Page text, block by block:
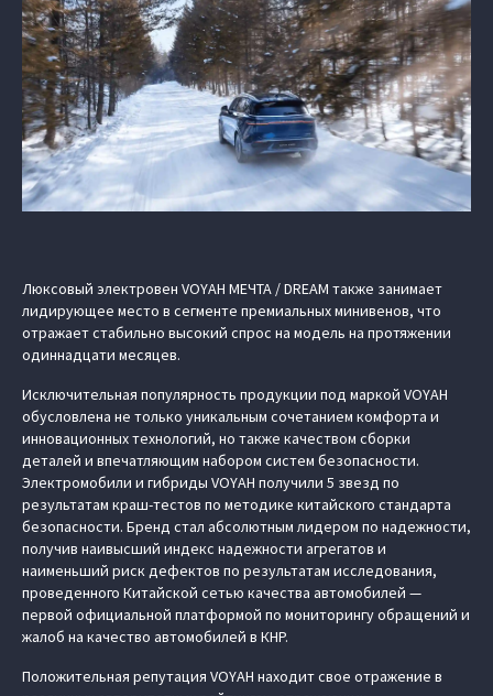
Люксовый электровен VOYAH МЕЧТА / DREAM также занимает
лидирующее место в сегменте премиальных минивенов, что
отражает стабильно высокий спрос на модель на протяжении
одиннадцати месяцев.
Исключительная популярность продукции под маркой VOYAH
обусловлена не только уникальным сочетанием комфорта и
инновационных технологий, но также качеством сборки
деталей и впечатляющим набором систем безопасности.
Электромобили и гибриды VOYAH получили 5 звезд по
результатам краш-тестов по методике китайского стандарта
безопасности. Бренд стал абсолютным лидером по надежности,
получив наивысший индекс надежности агрегатов и
наименьший риск дефектов по результатам исследования,
проведенного Китайской сетью качества автомобилей —
первой официальной платформой по мониторингу обращений и
жалоб на качество автомобилей в КНР.
Положительная репутация VOYAH находит свое отражение в